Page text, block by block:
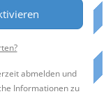
abmelden und
Informationen zu